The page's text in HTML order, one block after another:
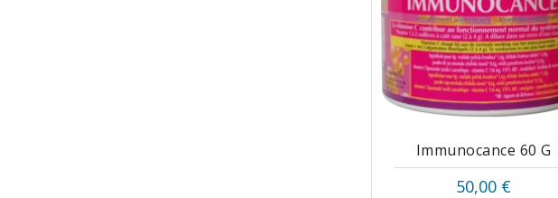
Immunocance 60 G
50,00 €